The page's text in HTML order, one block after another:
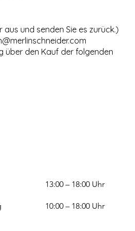
und senden Sie es zurück.)
über den Kauf der folgenden
13:00 – 18:00 Uhr
10:00 – 18:00 Uhr